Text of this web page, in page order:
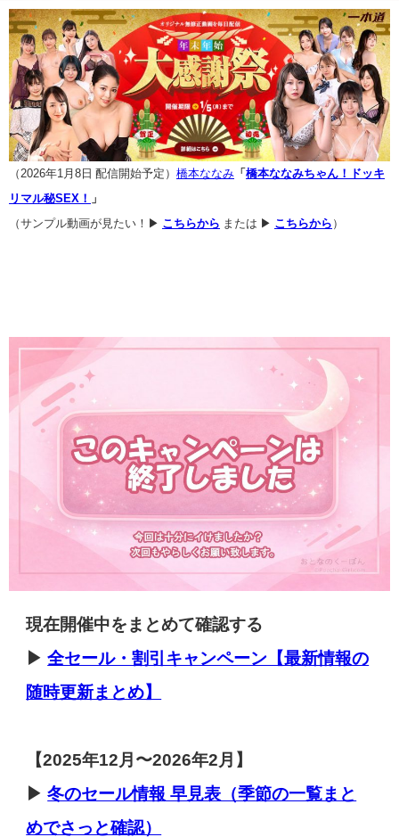
（2026年1月8日 配信開始予定） 橋本ななみ 「 橋本ななみちゃん！ドッキ
リマル秘SEX！ 」
（サンプル動画が見たい！▶ こちらから または ▶ こちらから ）
現在開催中をまとめて確認する
▶全セール・割引キャンペーン【最新情報の
随時更新まとめ】
【2025年12月〜2026年2月】
▶冬のセール情報 早見表（季節の一覧まと
めでさっと確認）